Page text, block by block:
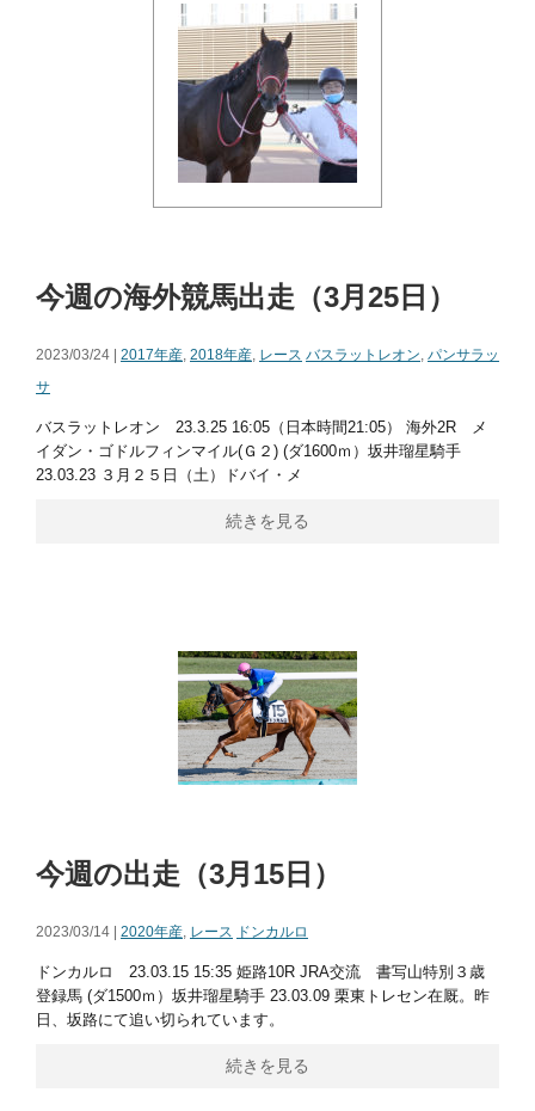
今週の海外競馬出走（3月25日）
2023/03/24 | 2017年産 2018年産 レース バスラットレオン パンサラッ
サ
バスラットレオン 23.3.25 16:05（日本時間21:05） 海外2R メ
イダン・ゴドルフィンマイル(Ｇ２) (ダ1600ｍ）坂井瑠星騎手
23.03.23 ３月２５日（土）ドバイ・メ
続きを見る
今週の出走（3月15日）
2023/03/14 | 2020年産, レース ドンカルロ
ドンカルロ 23.03.15 15:35 姫路10R JRA交流 書写山特別３歳
登録馬 (ダ1500ｍ）坂井瑠星騎手 23.03.09 栗東トレセン在厩。昨
日、坂路にて追い切られています。
続きを見る